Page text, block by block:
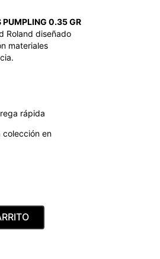
PUMPLING 0.35 GR
diseñado
materiales
rápida
colección en